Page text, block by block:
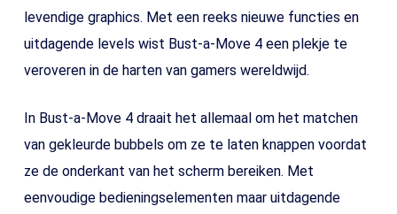
levendige graphics. Met een reeks nieuwe functies en
uitdagende levels wist Bust-a-Move 4 een plekje te
veroveren in de harten van gamers wereldwijd.
In Bust-a-Move 4 draait het allemaal om het matchen
van gekleurde bubbels om ze te laten knappen voordat
ze de onderkant van het scherm bereiken. Met
eenvoudige bedieningselementen maar uitdagende